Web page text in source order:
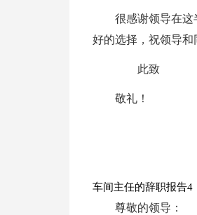
很感谢领导在
好的选择，祝领导和
此致
敬礼！
车间主任的辞职报告4
尊敬的领导：